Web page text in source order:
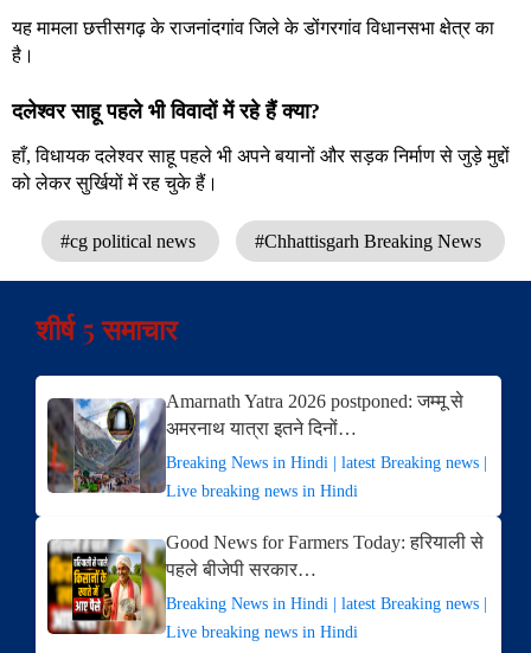
यह मामला छत्तीसगढ़ के राजनांदगांव जिले के डोंगरगांव विधानसभा क्षेत्र का
है।
दलेश्वर साहू पहले भी विवादों में रहे हैं क्या?
हाँ, विधायक दलेश्वर साहू पहले भी अपने बयानों और सड़क निर्माण से जुड़े मुद्दों
को लेकर सुर्खियों में रह चुके हैं।
#cg political news #Chhattisgarh Breaking News
शीर्ष 5 समाचार
Amarnath Yatra 2026 postponed: जम्मू से
अमरनाथ यात्रा इतने दिनों…
Breaking News in Hindi | latest Breaking news |
Live breaking news in Hindi
Good News for Farmers Today: हरियाली से
पहले बीजेपी सरकार…
Breaking News in Hindi | latest Breaking news |
Live breaking news in Hindi